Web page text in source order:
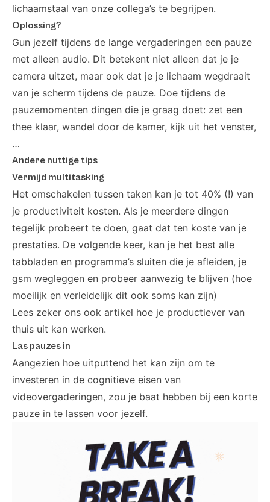
lichaamstaal van onze collega’s te begrijpen.
Oplossing?
Gun jezelf tijdens de lange vergaderingen een pauze
met alleen audio. Dit betekent niet alleen dat je je
camera uitzet, maar ook dat je je lichaam wegdraait
van je scherm tijdens de pauze. Doe tijdens de
pauzemomenten dingen die je graag doet: zet een
thee klaar, wandel door de kamer, kijk uit het venster,
…
Andere nuttige tips
Vermijd multitasking
Het omschakelen tussen taken kan je tot 40% (!) van
je productiviteit kosten. Als je meerdere dingen
tegelijk probeert te doen, gaat dat ten koste van je
prestaties. De volgende keer, kan je het best alle
tabbladen en programma’s sluiten die je afleiden, je
gsm wegleggen en probeer aanwezig te blijven (hoe
moeilijk en verleidelijk dit ook soms kan zijn)
Lees zeker ons ook artikel hoe je productiever van
thuis uit kan werken.
Las pauzes in
Aangezien hoe uitputtend het kan zijn om te
investeren in de cognitieve eisen van
videovergaderingen, zou je baat hebben bij een korte
pauze in te lassen voor jezelf.